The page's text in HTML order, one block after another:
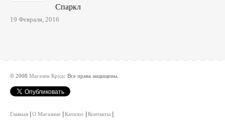
Спаркл
19 Февраля, 2016
© 2008 Магазин Крудс Все права защищены.
Главная О Магазине Каталог Контакты